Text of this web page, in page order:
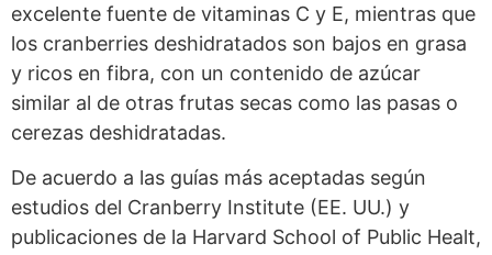
excelente fuente de vitaminas C y E, mientras que
los cranberries deshidratados son bajos en grasa
y ricos en fibra, con un contenido de azúcar
similar al de otras frutas secas como las pasas o
cerezas deshidratadas.
De acuerdo a las guías más aceptadas según
estudios del Cranberry Institute (EE. UU.) y
publicaciones de la Harvard School of Public Healt,